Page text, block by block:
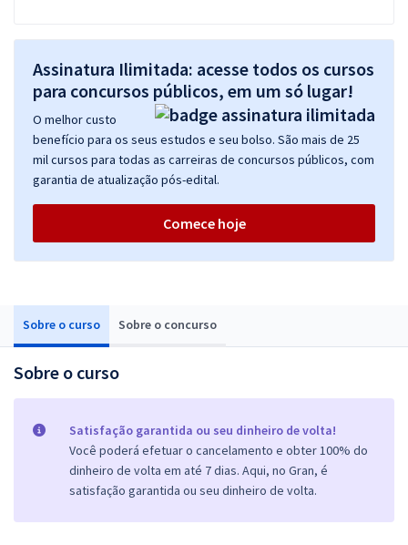
Sobre o curso Sobre o concurso
Sobre o curso
Satisfação garantida ou seu dinheiro de volta!
Você poderá efetuar o cancelamento e obter 100% do
dinheiro de volta em até 7 dias. Aqui, no Gran, é
satisfação garantida ou seu dinheiro de volta.
Assinatura Ilimitada: acesse todos os cursos
para concursos públicos, em um só lugar!
O melhor custo
benefício para os seus estudos e seu bolso. São mais de 25
mil cursos para todas as carreiras de concursos públicos, com
garantia de atualização pós-edital.
Comece hoje